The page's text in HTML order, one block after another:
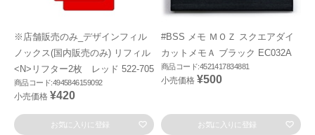
※店舗販売のみ_デザインフィル
ノックス(国内販売のみ) リフィル
<N>リフター2枚 レッド 522-705
商品コード:4945846159092
小売価格 ¥420
お気に入りに登録
#BSS メモ ＭＯＺ スクエアダイ
カットメモＡ ブラック EC032A
商品コード:4521417834881
小売価格 ¥500
お気に入りに登録